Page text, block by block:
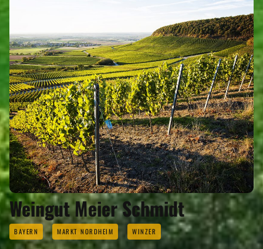
Weingut Meier Schmidt
BAYERN MARKT NORDHEIM WINZER